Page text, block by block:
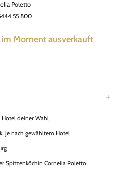
Poletto
55 800
Moment ausverkauft
deiner Wahl
je nach gewähltem Hotel
Spitzenköchin Cornelia Poletto